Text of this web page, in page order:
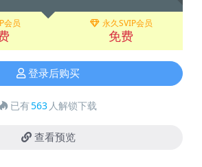
会员 永久SVIP会员
免费
登录后购买
已有563 人解锁下载
查看预览